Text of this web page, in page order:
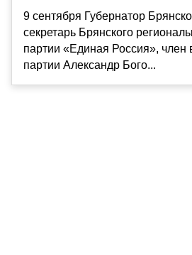
9 сентября Губернатор
секретарь Брянского
партии «Единая Россия», член
партии Александр Бого...